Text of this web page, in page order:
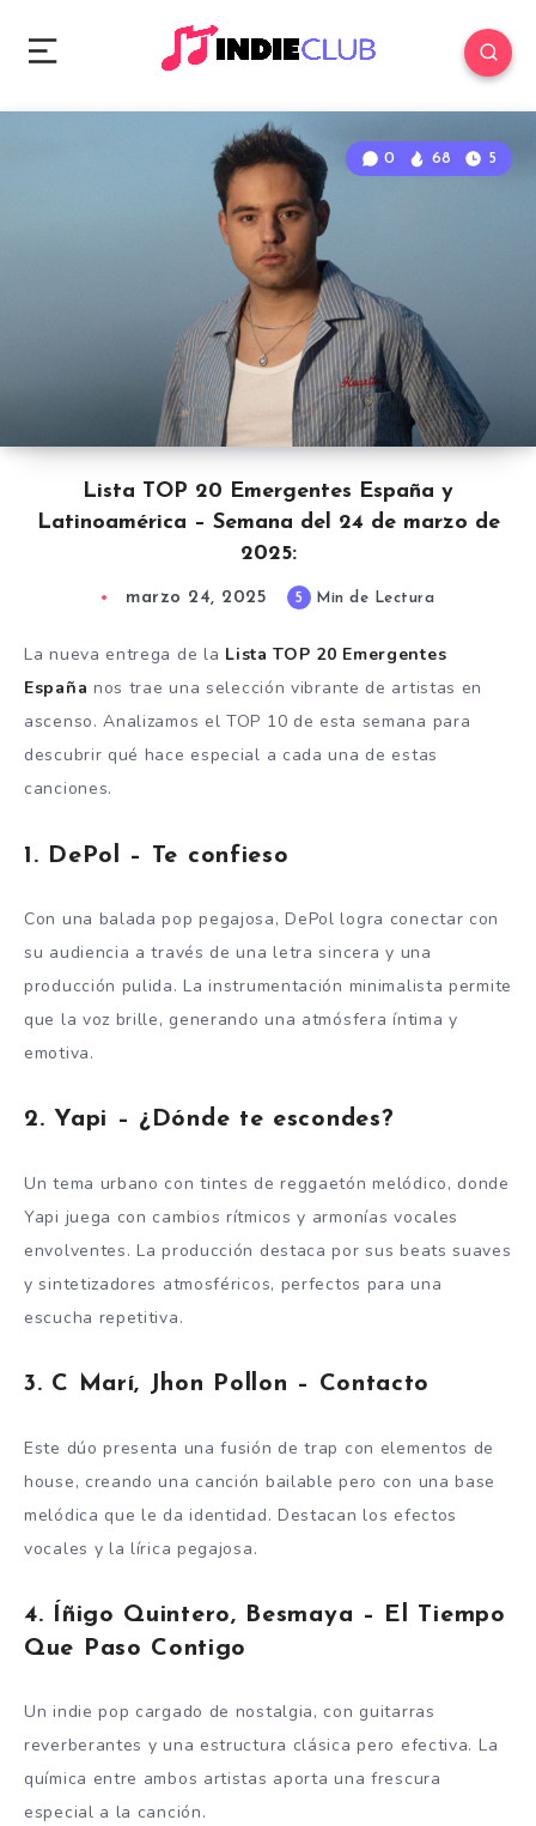
Lista TOP 20 Emergentes España y
Latinoamérica – Semana del 24 de marzo de
2025:
0 68 5
marzo 24, 2025 5 Min de Lectura
La nueva entrega de la Lista TOP 20 Emergentes
España nos trae una selección vibrante de artistas en
ascenso. Analizamos el TOP 10 de esta semana para
descubrir qué hace especial a cada una de estas
canciones.
1. DePol – Te confieso
Con una balada pop pegajosa, DePol logra conectar con
su audiencia a través de una letra sincera y una
producción pulida. La instrumentación minimalista permite
que la voz brille, generando una atmósfera íntima y
emotiva.
2. Yapi – ¿Dónde te escondes?
Un tema urbano con tintes de reggaetón melódico, donde
Yapi juega con cambios rítmicos y armonías vocales
envolventes. La producción destaca por sus beats suaves
y sintetizadores atmosféricos, perfectos para una
escucha repetitiva.
3. C Marí, Jhon Pollon – Contacto
Este dúo presenta una fusión de trap con elementos de
house, creando una canción bailable pero con una base
melódica que le da identidad. Destacan los efectos
vocales y la lírica pegajosa.
4.
Íñigo Quintero, Besmaya – El Tiempo
Que Paso Contigo
Un indie pop cargado de nostalgia, con guitarras
reverberantes y una estructura clásica pero efectiva. La
química entre ambos artistas aporta una frescura
especial a la canción.